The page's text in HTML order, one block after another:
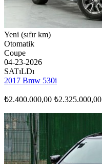
Yeni (sıfır km)
Otomatik
Coupe
04-23-2026
SATıLDı
2017 Bmw 530i
₺2.400.000,00 ₺2.325.000,00